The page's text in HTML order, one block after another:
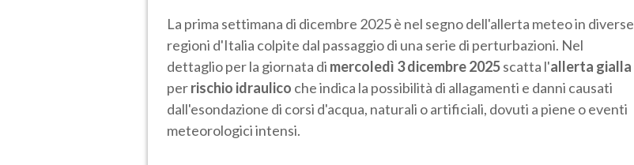
La prima settimana di dicembre 2025 è nel segno dell'allerta meteo in diverse
regioni d'Italia colpite dal passaggio di una serie di perturbazioni. Nel
dettaglio per la giornata di mercoledì 3 dicembre 2025scatta l'allerta gialla
perrischio idraulico che indica la possibilità di allagamenti e danni causati
dall'esondazione di corsi d'acqua, naturali o artificiali, dovuti a piene o eventi
meteorologici intensi.